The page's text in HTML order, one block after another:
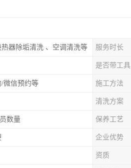
器除垢清洗 、空调清洗等 服务时长
是否带工具
微信预约等 施工方法
清洗方案
数量 保养工艺
企业优势
资质